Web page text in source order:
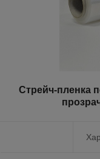
Стрейч-пленка